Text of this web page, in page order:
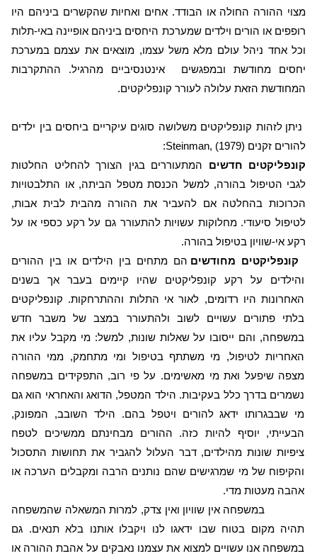
מצוי ההורה החולה או הבודד. אחים ואחיות שהקשרים ביניהם היו
רופפים או הורים וילדים שמערכת היחסים ביניהם אופיינה באי-תלות
וכל אחד ניהל עולם מלא משל עצמו, מוצאים את עצמם במערכת
יחסים מחודשת ובמפגשים
אינטנסיביים מהרגיל. ההתקרבות
המחודשת הזאת עלולה לעורר קונפליקטים.
ניתן לזהות קונפליקטים משלושה סוגים עיקריים ביחסים בין ילדים
להורים זקנים (Steinman, (1979
:
קונפליקטים חדשים המתעוררים בגין הצורך להחליט החלטות
לגבי הטיפול בהורה, למשל הכנסת מטפל הביתה, או התלבטויות
הכרוכות בהחלטה אם להעביר את ההורה מהבית לבית אבות,
לטיפול סיעודי. מחלוקות עשויות להתעורר גם על רקע כספי או על
רקע אי-שוויון בטיפול בהורה.
קונפליקטים מחודשים הם מתחים בין הילדים או בין ההורים
והילדים על רקע קונפליקטים שהיו קיימים בעבר אך בשנים
האחרונות היו רדומים, לאור אי התלות וההתרחקות. קונפליקטים
בלתי פתורים עשויים לשוב ולהתעורר במצב של משבר חדש
במשפחה, והם ייסובו על שאלות שונות, למשל: מי מקבל עליו את
האחריות לטיפול, מי משתתף בטיפול ומי מתחמק, ממי ההורה
מצפה שיפעל ואת מי מאשימים. על פי רוב, התפקידים במשפחה
נשמרים בדרך כלל בעקיבות. הילד המטפל, הדואג והאחראי הוא גם
מי שבבגרותו ידאג להורים ויטפל בהם. הילד השובב, המפונק,
הבעייתי, יוסיף להיות כזה. ההורים מבחינתם ממשיכים לטפח
ציפיות שונות מהילדים, דבר העלול להגביר את תחושות התסכול
והקיפוח של מי שמרגישים שהם נותנים הרבה ומקבלים הערכה או
אהבה מעטות מדי.
במשפחה אין שוויון ואין צדק, למרות המשאלה שהמשפחה
תהיה מקום בטוח שבו ידאגו לנו ויקבלו אותנו בלא תנאים. גם
במשפחה אנו עשויים למצוא את עצמנו נאבקים על אהבת ההורה או